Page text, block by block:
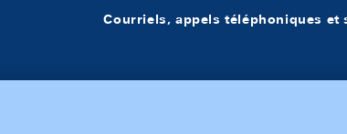
Courriels, appels téléphoniques et